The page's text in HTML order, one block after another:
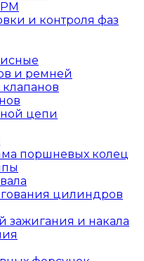
и контроля фаз
и ремней
цепи
поршневых колец
цилиндров
зажигания и накала